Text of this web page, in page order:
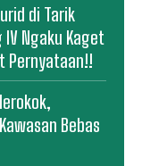
di Tarik
IV Ngaku Kaget
Pernyataan!!
Bebas